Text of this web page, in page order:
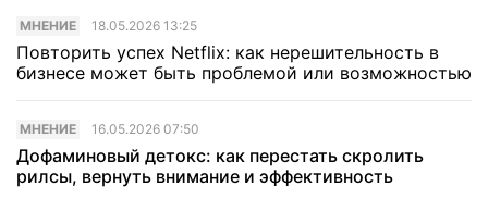
МНЕНИЕ 18.05.2026 13:25
Повторить успех Netflix: как нерешительность в
бизнесе может быть проблемой или возможностью
МНЕНИЕ 16.05.2026 07:50
Дофаминовый детокс: как перестать скролить
рилсы, вернуть внимание и эффективность